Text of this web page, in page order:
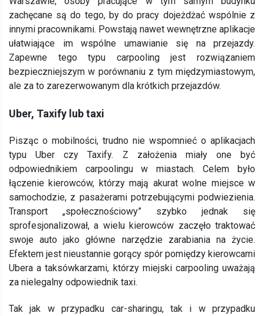
zachęcane są do tego, by do pracy dojeżdżać wspólnie z
innymi pracownikami. Powstają nawet wewnętrzne aplikacje
ułatwiające im wspólne umawianie się na przejazdy.
Zapewne tego typu carpooling jest rozwiązaniem
bezpieczniejszym w porównaniu z tym międzymiastowym,
ale za to zarezerwowanym dla krótkich przejazdów.
Uber, Taxify lub taxi
Pisząc o mobilności, trudno nie wspomnieć o aplikacjach
typu Uber czy Taxify. Z założenia miały one być
odpowiednikiem carpoolingu w miastach. Celem było
łączenie kierowców, którzy mają akurat wolne miejsce w
samochodzie, z pasażerami potrzebującymi podwiezienia.
Transport „społecznościowy” szybko jednak się
sprofesjonalizował, a wielu kierowców zaczęło traktować
swoje auto jako główne narzędzie zarabiania na życie.
Efektem jest nieustannie gorący spór pomiędzy kierowcami
Ubera a taksówkarzami, którzy miejski carpooling uważają
za nielegalny odpowiednik taxi.
Tak jak w przypadku car-sharingu, tak i w przypadku